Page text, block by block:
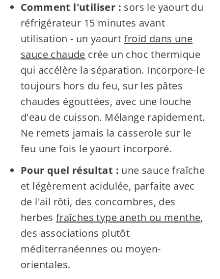
Comment l'utiliser : sors le yaourt du
réfrigérateur 15 minutes avant
utilisation - un yaourt froid dans une
sauce chaude crée un choc thermique
qui accélère la séparation. Incorpore-le
toujours hors du feu, sur les pâtes
chaudes égouttées, avec une louche
d'eau de cuisson. Mélange rapidement.
Ne remets jamais la casserole sur le
feu une fois le yaourt incorporé.
Pour quel résultat : une sauce fraîche
et légèrement acidulée, parfaite avec
de l'ail rôti, des concombres, des
herbes fraîches type aneth ou menthe,
des associations plutôt
méditerranéennes ou moyen-
orientales.